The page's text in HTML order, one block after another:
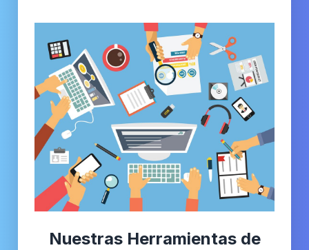
Nuestras Herramientas de